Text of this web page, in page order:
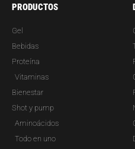
PRODUCTOS
Gel
Bebidas
Proteína
Vitaminas
Bienestar
Shot y pump
Aminoácidos
Todo en uno